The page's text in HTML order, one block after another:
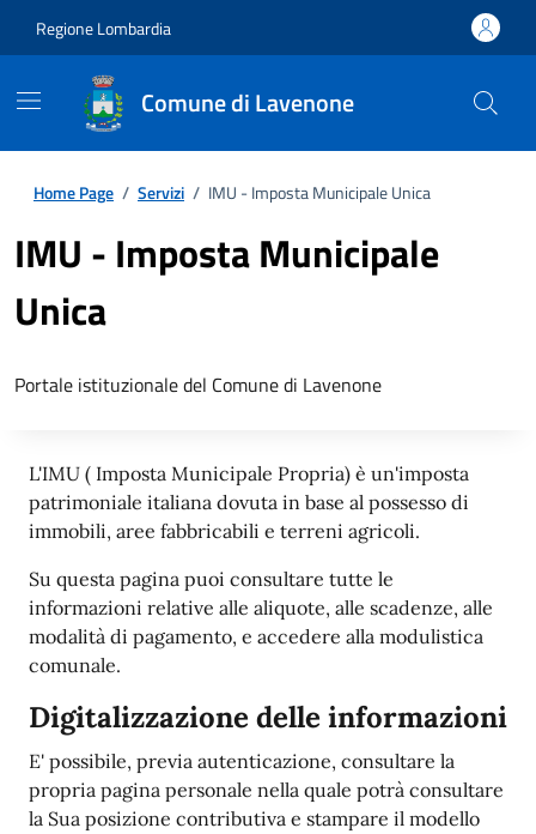
Regione Lombardia
Comune di Lavenone
Home Page / Servizi / IMU - Imposta Municipale Unica
IMU - Imposta Municipale
Unica
Portale istituzionale del Comune di Lavenone
L'IMU ( Imposta Municipale Propria) è un'imposta
patrimoniale italiana dovuta in base al possesso di
immobili, aree fabbricabili e terreni agricoli.
Su questa pagina puoi consultare tutte le
informazioni relative alle aliquote, alle scadenze, alle
modalità di pagamento, e accedere alla modulistica
comunale.
Digitalizzazione delle informazioni
E' possibile, previa autenticazione, consultare la
propria pagina personale nella quale potrà consultare
la Sua posizione contributiva e stampare il modello